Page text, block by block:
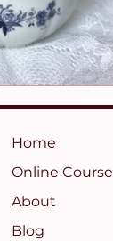
Home
Online Course
About
Blog